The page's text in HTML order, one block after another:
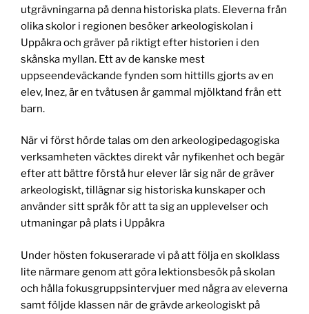
utgrävningarna på denna historiska plats. Eleverna från
olika skolor i regionen besöker arkeologiskolan i
Uppåkra och gräver på riktigt efter historien i den
skånska myllan. Ett av de kanske mest
uppseendeväckande fynden som hittills gjorts av en
elev, Inez, är en tvåtusen år gammal mjölktand från ett
barn.
När vi först hörde talas om den arkeologipedagogiska
verksamheten väcktes direkt vår nyfikenhet och begär
efter att bättre förstå hur elever lär sig när de gräver
arkeologiskt, tillägnar sig historiska kunskaper och
använder sitt språk för att ta sig an upplevelser och
utmaningar på plats i Uppåkra
Under hösten fokuserarade vi på att följa en skolklass
lite närmare genom att göra lektionsbesök på skolan
och hålla fokusgruppsintervjuer med några av eleverna
samt följde klassen när de grävde arkeologiskt på